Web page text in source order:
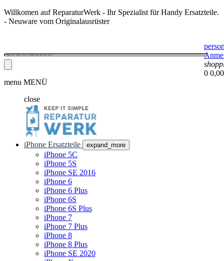
Willkomen auf ReparaturWerk - Ihr Spezialist für Handy Ersatzteile.
- Neuware vom Originalausrüster
0
menu MENÜ
close
iPhone Ersatzteile expand_more
iPhone 5C
iPhone 5S
iPhone SE 2016
iPhone 6
iPhone 6 Plus
iPhone 6S
iPhone 6S Plus
iPhone 7
iPhone 7 Plus
iPhone 8
iPhone 8 Plus
iPhone SE 2020